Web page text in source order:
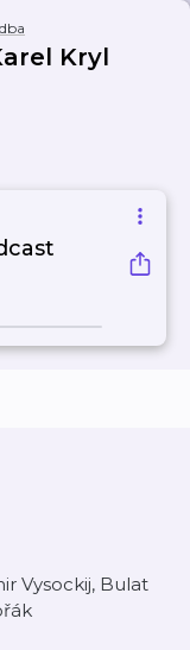
Kryl
Vysockij, Bulat